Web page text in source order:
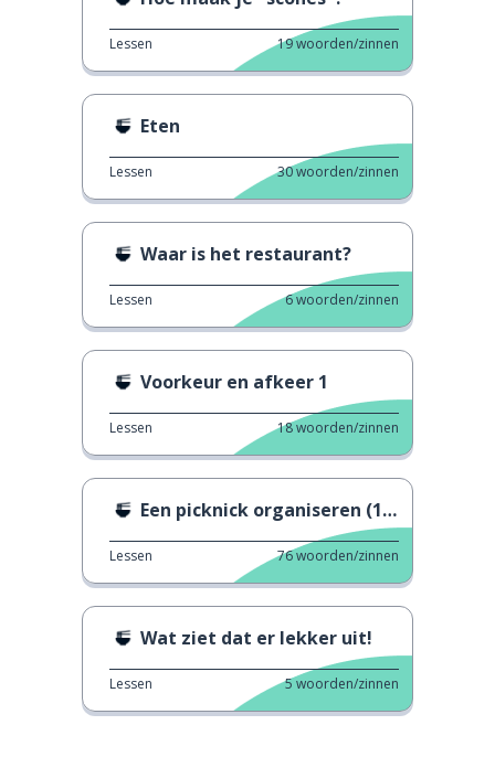
Lessen 19woorden/zinnen
Eten
Lessen 30woorden/zinnen
Waar is het restaurant?
Lessen 6woorden/zinnen
Voorkeur en afkeer 1
Lessen 18woorden/zinnen
Een picknick organiseren (1935)
Lessen 76woorden/zinnen
Wat ziet dat er lekker uit!
Lessen 5woorden/zinnen